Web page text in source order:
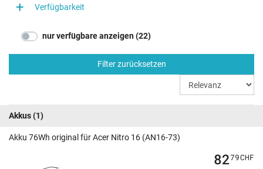
Verfügbarkeit
nur verfügbare anzeigen (22)
Filter zurücksetzen
Akkus(1)
Akku 76Wh original für Acer Nitro 16 (AN16-73)
8279CHF